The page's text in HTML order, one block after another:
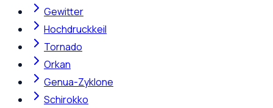
Gewitter
Hochdruckkeil
Tornado
Orkan
Genua-Zyklone
Schirokko